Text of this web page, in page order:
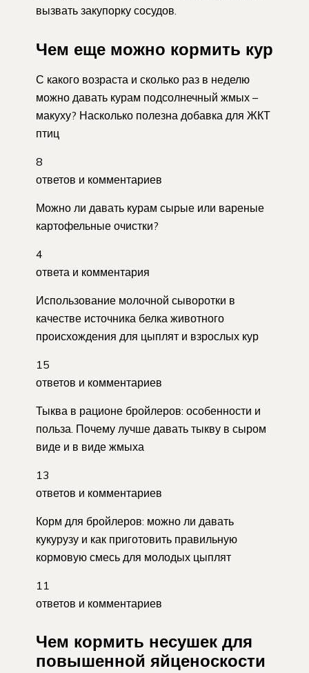
вызвать закупорку сосудов.
Чем еще можно кормить кур
С какого возраста и сколько раз в неделю
можно давать курам подсолнечный жмых –
макуху? Насколько полезна добавка для ЖКТ
птиц
8
ответов и комментариев
Можно ли давать курам сырые или вареные
картофельные очистки?
4
ответа и комментария
Использование молочной сыворотки в
качестве источника белка животного
происхождения для цыплят и взрослых кур
15
ответов и комментариев
Тыква в рационе бройлеров: особенности и
польза. Почему лучше давать тыкву в сыром
виде и в виде жмыха
13
ответов и комментариев
Корм для бройлеров: можно ли давать
кукурузу и как приготовить правильную
кормовую смесь для молодых цыплят
11
ответов и комментариев
Чем кормить несушек для
повышенной яйценоскости